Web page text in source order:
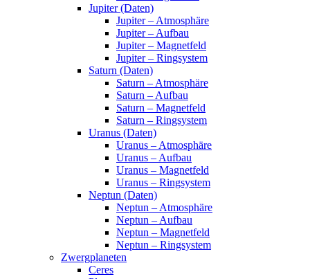
Jupiter (Daten)
Jupiter – Atmosphäre
Jupiter – Aufbau
Jupiter – Magnetfeld
Jupiter – Ringsystem
Saturn (Daten)
Saturn – Atmosphäre
Saturn – Aufbau
Saturn – Magnetfeld
Saturn – Ringsystem
Uranus (Daten)
Uranus – Atmosphäre
Uranus – Aufbau
Uranus – Magnetfeld
Uranus – Ringsystem
Neptun (Daten)
Neptun – Atmosphäre
Neptun – Aufbau
Neptun – Magnetfeld
Neptun – Ringsystem
Zwergplaneten
Ceres